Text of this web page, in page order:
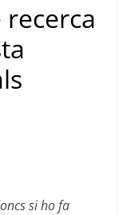
si ho fa